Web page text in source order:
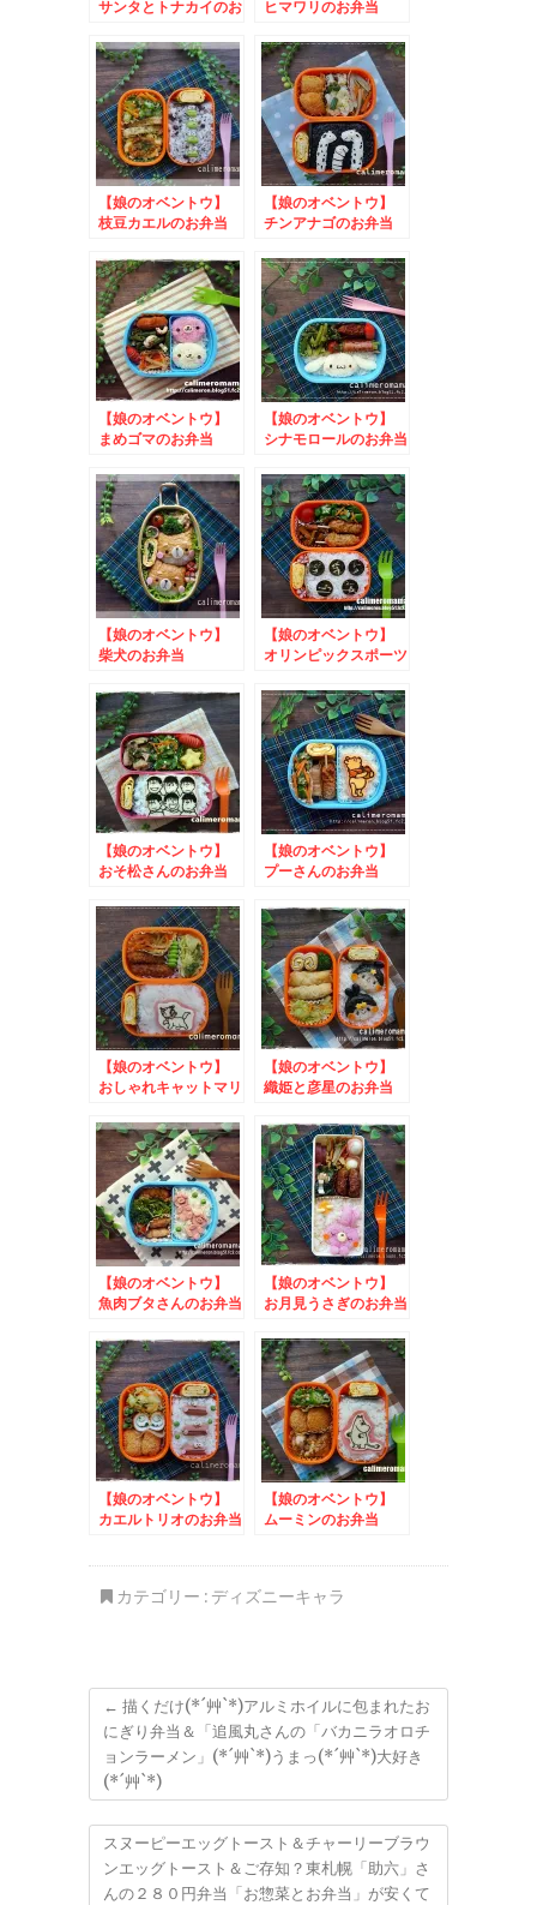
サンタとトナカイのお
ヒマワリのお弁当
かよし時間
【娘のオベントウ】
枝豆カエルのお弁当
ピーうきうきイースタ
ー
【娘のオベントウ】
チンアナゴのお弁当
ペーン
【娘のオベントウ】
まめゴマのお弁当
【娘のオベントウ】
シナモロールのお弁当
【娘のオベントウ】
柴犬のお弁当
【娘のオベントウ】
オリンピックスポーツ
【娘のオベントウ】
おそ松さんのお弁当
【娘のオベントウ】
プーさんのお弁当
【娘のオベントウ】
おしゃれキャットマリ
【娘のオベントウ】
織姫と彦星のお弁当
【娘のオベントウ】
魚肉ブタさんのお弁当
【娘のオベントウ】
お月見うさぎのお弁当
【娘のオベントウ】
カエルトリオのお弁当
【娘のオベントウ】
ムーミンのお弁当
カテゴリー : ディズニーキャラ
← 描くだけ(*´艸`*)アルミホイルに包まれたお
にぎり弁当＆「追風丸さんの「バカニラオロチ
ョンラーメン」(*´艸`*)うまっ(*´艸`*)大好き
(*´艸`*)
スヌーピーエッグトースト＆チャーリーブラウ
ンエッグトースト＆ご存知？東札幌「助六」さ
んの２８０円弁当「お惣菜とお弁当」が安くて